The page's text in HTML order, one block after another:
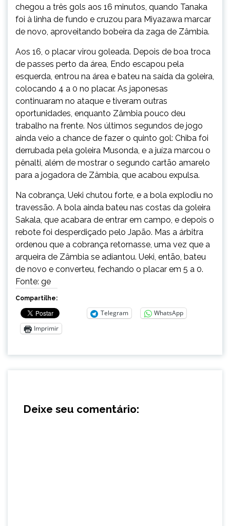
chegou a três gols aos 16 minutos, quando Tanaka
foi à linha de fundo e cruzou para Miyazawa marcar
de novo, aproveitando bobeira da zaga de Zâmbia.
Aos 16, o placar virou goleada. Depois de boa troca
de passes perto da área, Endo escapou pela
esquerda, entrou na área e bateu na saída da goleira,
colocando 4 a 0 no placar. As japonesas
continuaram no ataque e tiveram outras
oportunidades, enquanto Zâmbia pouco deu
trabalho na frente. Nos últimos segundos de jogo
ainda veio a chance de fazer o quinto gol: Chiba foi
derrubada pela goleira Musonda, e a juíza marcou o
pênalti, além de mostrar o segundo cartão amarelo
para a jogadora de Zâmbia, que acabou expulsa.
Na cobrança, Ueki chutou forte, e a bola explodiu no
travessão. A bola ainda bateu nas costas da goleira
Sakala, que acabara de entrar em campo, e depois o
rebote foi desperdiçado pelo Japão. Mas a árbitra
ordenou que a cobrança retornasse, uma vez que a
arqueira de Zâmbia se adiantou. Ueki, então, bateu
de novo e converteu, fechando o placar em 5 a 0.
Fonte: ge
Compartilhe:
Telegram
WhatsApp
Imprimir
Deixe seu comentário: